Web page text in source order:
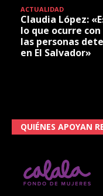
ACTUALIDAD
Claudia López:
lo que ocurre
las personas
en El Salvador»
QUIÉNES APOYAN